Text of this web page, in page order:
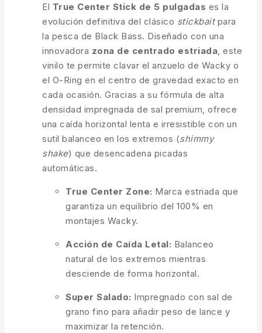
El True Center Stick de 5 pulgadas es la
evolución definitiva del clásico stickbaitpara
la pesca de Black Bass. Diseñado con una
innovadora zona de centrado estriada, este
vinilo te permite clavar el anzuelo de Wacky o
el O-Ring en el centro de gravedad exacto en
cada ocasión. Gracias a su fórmula de alta
densidad impregnada de sal premium, ofrece
una caída horizontal lenta e irresistible con un
sutil balanceo en los extremos (shimmy
shake) que desencadena picadas
automáticas.
True Center Zone: Marca estriada que
garantiza un equilibrio del 100% en
montajes Wacky.
Acción de Caída Letal: Balanceo
natural de los extremos mientras
desciende de forma horizontal.
Super Salado: Impregnado con sal de
grano fino para añadir peso de lance y
maximizar la retención.